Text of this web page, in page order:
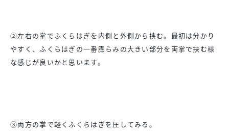
②左右の掌でふくらはぎを内側と外側から挟む。最初は分かり
やすく、ふくらはぎの一番膨らみの大きい部分を両掌で挟む様
な感じが良いかと思います。
③両方の掌で軽くふくらはぎを圧してみる。